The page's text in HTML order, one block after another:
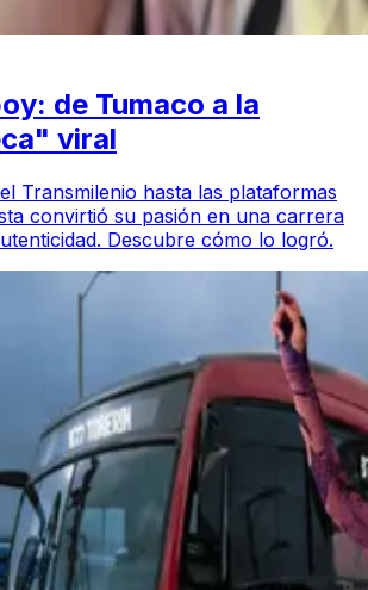
de Tumaco a la
viral
Transmilenio hasta las plataformas
convirtió su pasión en una carrera
Descubre cómo lo logró.